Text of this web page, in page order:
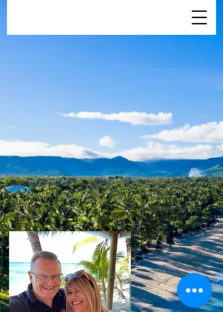
Mauritius entdecken
Kulinarik
Klima
Bilder und Videos
Bevölkerung
​Immobilien
Süd-West A-HA
Nord-West A-Ja
Eigentum erwerben
Leben im Alter
Immobilienmarkt
Aufenthaltsbewilligung